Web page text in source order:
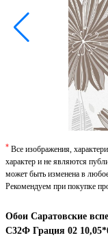
Обои Саратовские
С32Ф Грация 02
* Все изображения,
характер и не являются
может быть изменена в
Рекомендуем при покупке